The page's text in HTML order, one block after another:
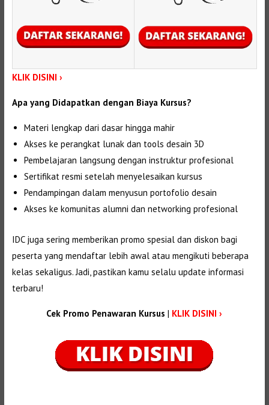
KLIK DISINI ›
Apa yang Didapatkan dengan Biaya Kursus?
Materi lengkap dari dasar hingga mahir
Akses ke perangkat lunak dan tools desain 3D
Pembelajaran langsung dengan instruktur profesional
Sertifikat resmi setelah menyelesaikan kursus
Pendampingan dalam menyusun portofolio desain
Akses ke komunitas alumni dan networking profesional
IDC juga sering memberikan promo spesial dan diskon bagi
peserta yang mendaftar lebih awal atau mengikuti beberapa
kelas sekaligus. Jadi, pastikan kamu selalu update informasi
terbaru!
Cek Promo Penawaran Kursus| KLIK DISINI ›